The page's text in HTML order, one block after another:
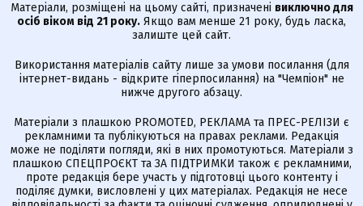
Матеріали, розміщені на цьому сайті, призначені виключно для
осіб віком від 21 року. Якщо вам менше 21 року, будь ласка,
залиште цей сайт.
Використання матеріалів сайту лише за умови посилання (для
інтернет-видань - відкрите гіперпосилання) на "Чемпіон" не
нижче другого абзацу.
Матеріали з плашкою PROMOTED, РЕКЛАМА та ПРЕС-РЕЛІЗИ є
рекламними та публікуються на правах реклами. Редакція
може не поділяти погляди, які в них промотуються. Матеріали з
плашкою СПЕЦПРОЄКТ та ЗА ПІДТРИМКИ також є рекламними,
проте редакція бере участь у підготовці цього контенту і
поділяє думки, висловлені у цих матеріалах. Редакція не несе